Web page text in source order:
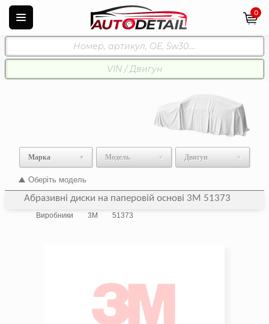
0
Марка Модель Двигун
Оберіть модель
Абразивні диски на паперовій основі 3M 51373
Виробники 3M 51373